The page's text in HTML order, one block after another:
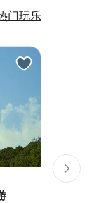
门玩乐
游览 •